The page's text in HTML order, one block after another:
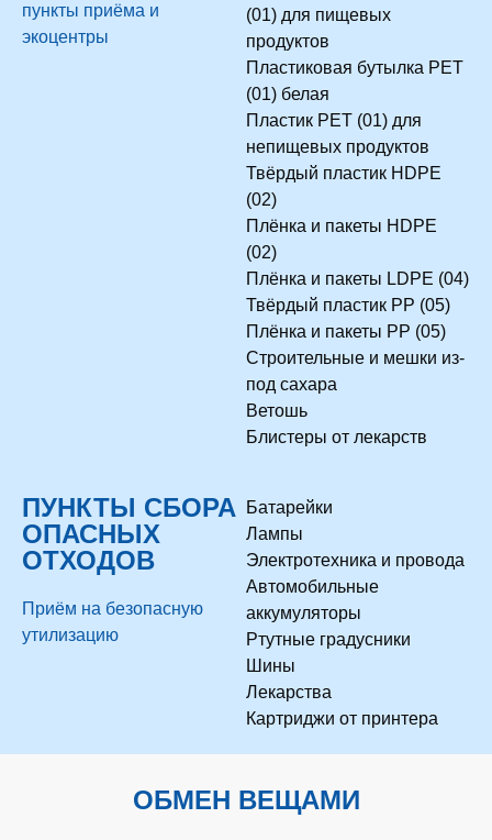
пункты приёма и
экоцентры
(01) для пищевых
продуктов
Пластиковая бутылка PET
(01) белая
Пластик PET (01) для
непищевых продуктов
Твёрдый пластик HDPE
(02)
Плёнка и пакеты HDPE
(02)
Плёнка и пакеты LDPE (04)
Твёрдый пластик PP (05)
Плёнка и пакеты PP (05)
Строительные и мешки из-
под сахара
Ветошь
Блистеры от лекарств
ПУНКТЫ СБОРА
ОПАСНЫХ
ОТХОДОВ
Приём на безопасную
утилизацию
Батарейки
Лампы
Электротехника и провода
Автомобильные
аккумуляторы
Ртутные градусники
Шины
Лекарства
Картриджи от принтера
ОБМЕН ВЕЩАМИ